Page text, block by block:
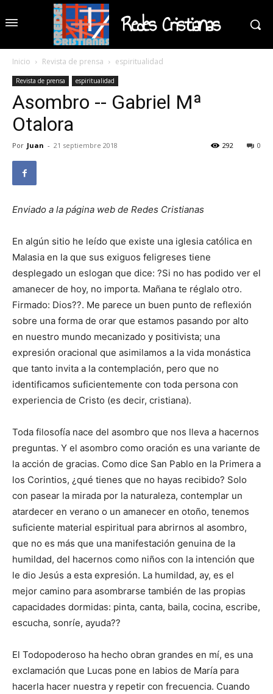
Redes Cristianas
Inicio Revista de prensa espiritualidad
Revista de prensa espiritualidad
Asombro -- Gabriel Mª
Otalora
Por Juan - 21 septiembre 2018 0
292
Enviado a la página web de Redes Cristianas
En algún sitio he leído que existe una iglesia católica en
Malasia en la que sus exiguos feligreses tiene
desplegado un eslogan que dice: ?Si no has podido ver el
amanecer de hoy, no importa. Mañana te réglalo otro.
Firmado: Dios??. Me parece un buen punto de reflexión
sobre una forma de orar que estamos pasando por alto
en nuestro mundo mecanizado y positivista; una
expresión oracional que asimilamos a la vida monástica
que tanto invita a la contemplación, pero que no
identificamos suficientemente con toda persona con
experiencia de Cristo (es decir, cristiana).
Toda filosofía nace del asombro que nos lleva a hacernos
preguntas. Y el asombro como oración es una variante de
la acción de gracias. Como dice San Pablo en la Primera a
los Corintios, ¿qué tienes que no hayas recibido? Solo
con pasear la mirada por la naturaleza, contemplar un
atardecer en verano o un amanecer en otoño, tenemos
suficiente material espiritual para abrirnos al asombro,
que no es más que una manifestación genuina de la
humildad, del hacernos como niños con la intención que
le dio Jesús a esta expresión. La humildad, ay, es el
mejor camino para asombrarse también de las propias
capacidades dormidas: pinta, canta, baila, cocina, escribe,
escucha, sonríe, ayuda??
El Todopoderoso ha hecho obran grandes en mí, es una
exclamación que Lucas pone en labios de María para
hacerla hacer nuestra y repetir con frecuencia. Cuando